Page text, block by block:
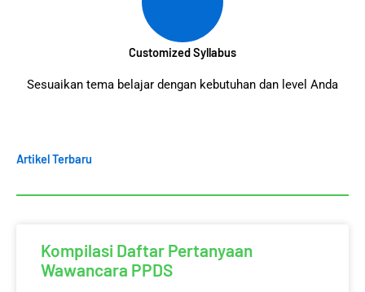
Customized Syllabus
Sesuaikan tema belajar dengan kebutuhan dan level Anda
Artikel Terbaru
Kompilasi Daftar Pertanyaan
Wawancara PPDS